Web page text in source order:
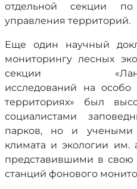
отдельной секции
управления территорий.
Еще один научный
мониторингу лесных
секции
исследований на
территориях» был
социалистами
парков, но и учеными
климата и экологии им.
представившими в свою
станций фонового